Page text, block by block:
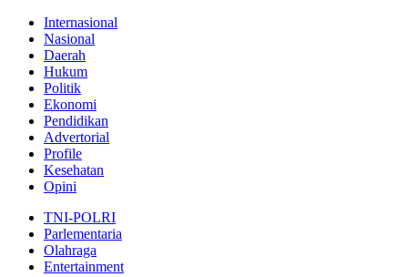
Internasional
Nasional
Daerah
Hukum
Politik
Ekonomi
Pendidikan
Advertorial
Profile
Kesehatan
Opini
TNI-POLRI
Parlementaria
Olahraga
Entertainment